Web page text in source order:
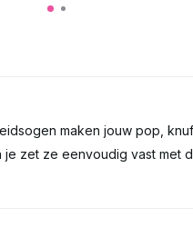
maken jouw pop,
zet ze eenvoudig vast met